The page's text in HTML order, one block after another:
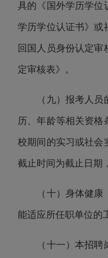
具的《国外学历学位
学历学位认证书》或
回国人员身份认定审
定审核表》。
（ 九）报考人员
历、年龄等相关资格
校期间的实习或社会
截止时间 为截止日期
（十）身体健
能适应所任职单位的
（十一）本招聘